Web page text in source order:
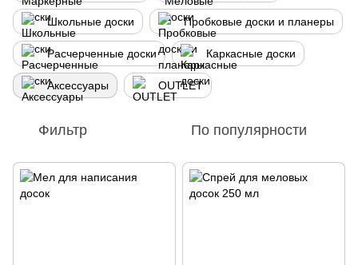
Школьные доски Пробковые доски и планеры
Расчерченные доски Каркасные доски
Аксессуары OUTLET
Фильтр По популярности